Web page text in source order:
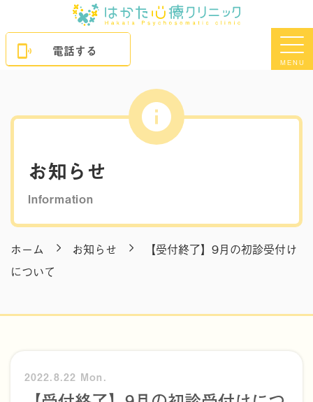
電話する
MENU
お知らせ
Information
ホーム お知らせ
【受付終了】9月の初診受付け
について
2022.8.22 Mon.